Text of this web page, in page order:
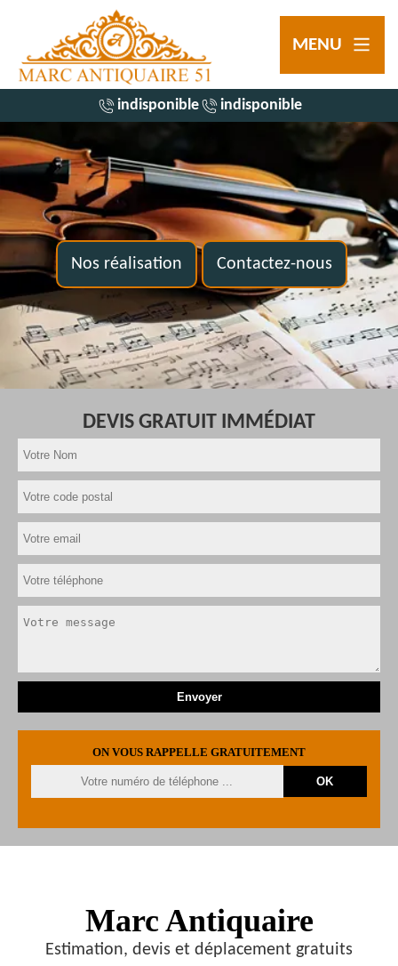
MENU
indisponible indisponible
Nos réalisation Contactez-nous
DEVIS GRATUIT IMMÉDIAT
ON VOUS RAPPELLE GRATUITEMENT
Marc Antiquaire
Estimation, devis et déplacement gratuits